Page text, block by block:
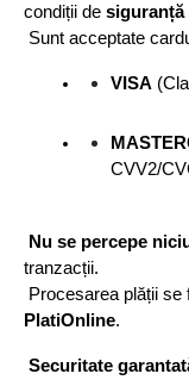
condiții de siguranță
Sunt acceptate
VISA
CVV2/
Nu se percepe
tranzacții.
Procesarea plății se
PlatiOnline.
Securitate